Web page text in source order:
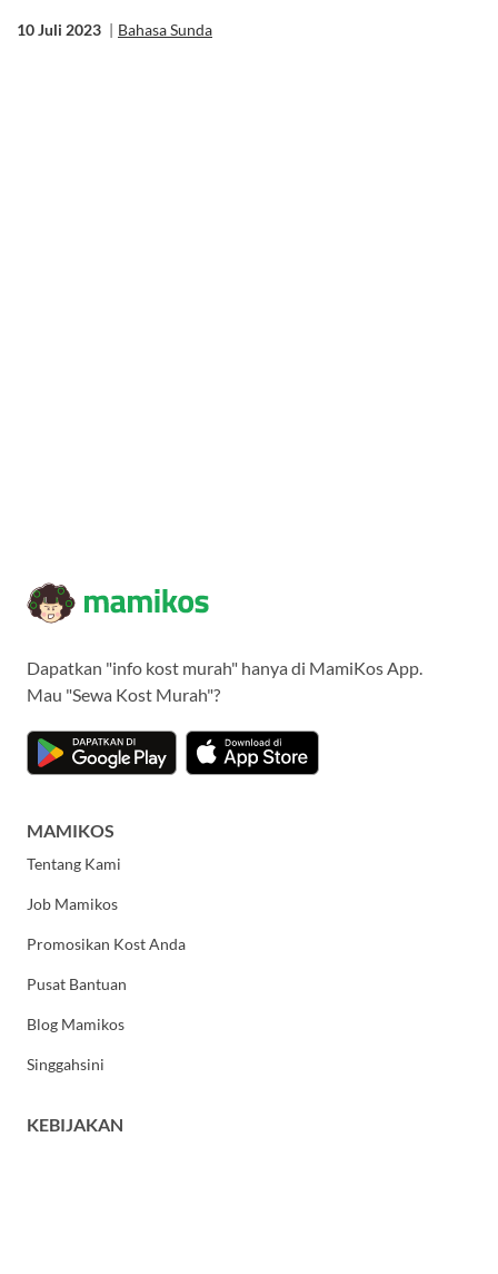
10 Juli 2023 | Bahasa Sunda
Dapatkan "info kost murah" hanya di MamiKos App.
Mau "Sewa Kost Murah"?
MAMIKOS
Tentang Kami
Job Mamikos
Promosikan Kost Anda
Pusat Bantuan
Blog Mamikos
Singgahsini
KEBIJAKAN